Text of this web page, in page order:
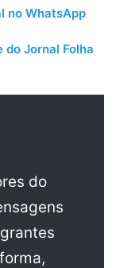
no WhatsApp
do Jornal Folha
do